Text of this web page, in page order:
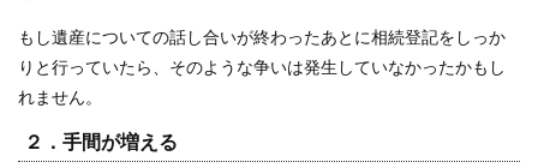
もし遺産についての話し合いが終わったあとに相続登記をしっか
りと行っていたら、そのような争いは発生していなかったかもし
れません。
２．手間が増える